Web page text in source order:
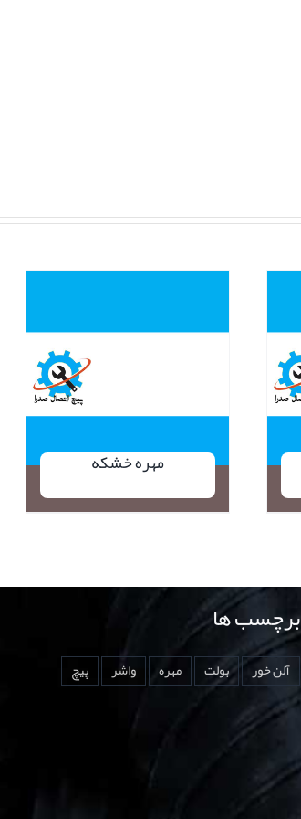
مهره خشکه
برچسب ها
آلن خور بولت مهره واشر پیچ